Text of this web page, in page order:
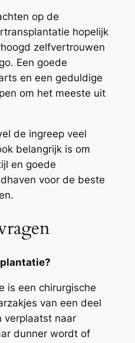
op de
hopelijk
zelfvertrouwen
Een goede
en een geduldige
om het meeste uit
de ingreep veel
belangrijk is om
en goede
voor de beste
is een chirurgische
van een deel
verplaatst naar
dunner wordt of